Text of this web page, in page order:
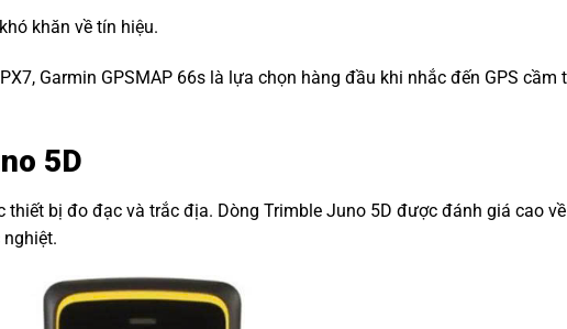
khăn về tín hiệu.
Garmin GPSMAP 66s là lựa chọn hàng đầu khi nhắc đến GPS cầm
5D
bị đo đạc và trắc địa. Dòng Trimble Juno 5D được đánh giá cao